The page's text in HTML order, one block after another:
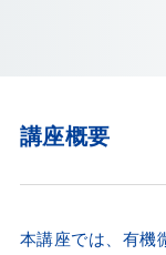
講座概要
本講座では、有機